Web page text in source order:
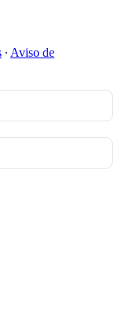
∙ Aviso de